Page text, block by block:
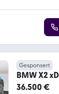
Gesponsert
BMW X2
Sportpaket
36.500 €